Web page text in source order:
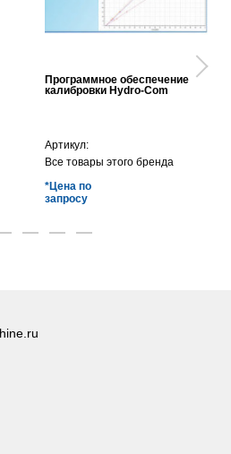
Программное обеспечение
калибровки Hydro-Com
Артикул:
Все товары этого бренда
*Цена по
запросу